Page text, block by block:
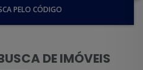
PELO CÓDIGO
DE IMÓVEIS